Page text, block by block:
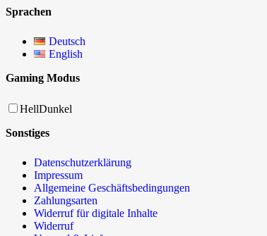
Sprachen
Deutsch
English
Gaming Modus
HellDunkel
Sonstiges
Datenschutzerklärung
Impressum
Allgemeine Geschäftsbedingungen
Zahlungsarten
Widerruf für digitale Inhalte
Widerruf